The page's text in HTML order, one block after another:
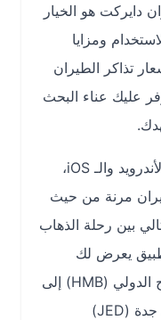
هو الخيار
ومزايا
الطيران
عناء البحث
باستخدام تطبيق دايركت على الأندرويد والـ iOS،
من حيث
رحلة الذهاب
لك
الرحلات المتوفرة من مطار سوهاج الدولي (HMB) إلى
مطار الملك عبد العزيز الدولي في جدة (JED)